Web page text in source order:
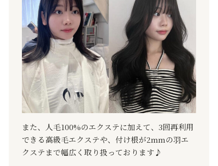
また、人毛100%のエクステに加えて、 3回再利用
できる高級毛エクステや、付け根が2mmの羽エ
クステまで幅広く取り扱っております♪